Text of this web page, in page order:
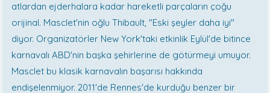
atlardan ejderhalara kadar hareketli parçaların çoğu
orijinal. Masclet'nin oğlu Thibault, "Eski şeyler daha iyi"
diyor. Organizatörler New York'taki etkinlik Eylül'de bitince
karnavalı ABD'nin başka şehirlerine de götürmeyi umuyor.
Masclet bu klasik karnavalın başarısı hakkında
endişelenmiyor. 2011'de Rennes'de kurduğu benzer bir